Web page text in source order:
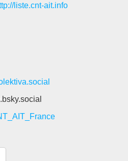
liste.cnt-ait.info